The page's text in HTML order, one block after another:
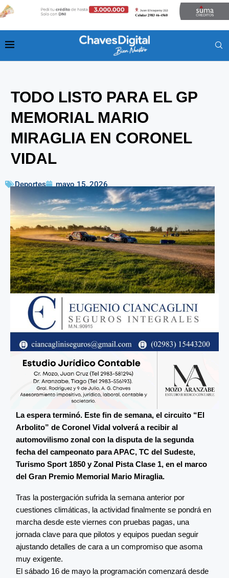
TODO LISTO PARA EL GP
MEMORIAL MARIO
MIRAGLIA EN CORONEL
VIDAL
Deportes mayo 15, 2026
La espera terminó. Este fin de semana, el circuito “El
Arbolito” de Coronel Vidal volverá a recibir al
automovilismo zonal con la disputa de la segunda
fecha del campeonato para APAC, TC del Sudeste,
Turismo Sport 1850 y Zonal Pista Clase 1, en el marco
del Gran Premio Memorial Mario Miraglia.
Tras la postergación sufrida la semana anterior por
cuestiones climáticas, la actividad finalmente se pondrá en
marcha desde este viernes con pruebas pagas, una
jornada clave para que pilotos y equipos puedan seguir
ajustando detalles de cara a un compromiso que asoma
muy exigente.
El sábado 16 de mayo la programación comenzará desde